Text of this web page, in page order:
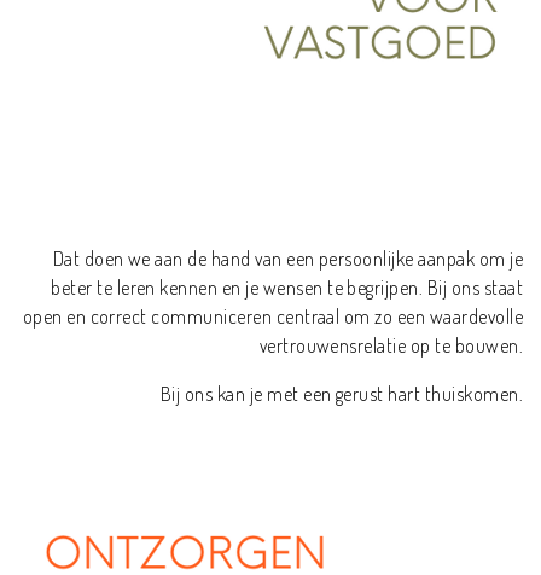
Dat doen we aan de hand van een persoonlijke aanpak om je
beter te leren kennen en je wensen te begrijpen. Bij ons staat
open en correct communiceren centraal om zo een waardevolle
vertrouwensrelatie op te bouwen.
Bij ons kan je met een gerust hart thuiskomen.